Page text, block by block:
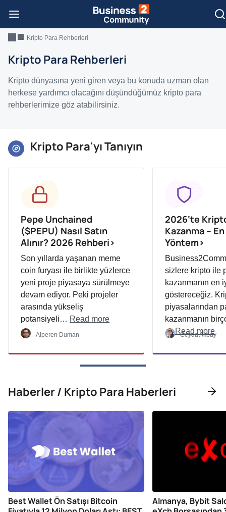
Kripto Para Rehberleri
Kripto Para Rehberleri
Kripto dünyasına yeni giren veya bu konuda uzman olan
herkese yardımcı olacağını düşündüğümüz kripto para
rehberlerimize göz atabilirsiniz.
Kripto Para'yı Tanıyın
Pepe Unchained
($PEPU) Nasıl Satın
Alınır? 2026 Rehberi>
Son yıllarda yaşanan meme
coin furyası ile birlikte yüzlerce
yeni proje piyasaya sürülmeye
devam ediyor. Peki projeler
arasında yükseliş
potansiyeli… Read more
Alperen Duman
2026‘te
Kazanma –
Yöntem>
sizlere kripto ile
kazanmanın en
göstereceğiz.
piyasalarından
kazanmanın
…Read more
Ceyda Akbay
Haberler / Kripto Para Haberleri
Best Wallet Ön Satışı Bitcoin
Almanya, Bybit